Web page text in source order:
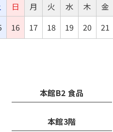
日 月 火 水 木 金
16 17 18 19 20 21
本館B2 食品
本館3階